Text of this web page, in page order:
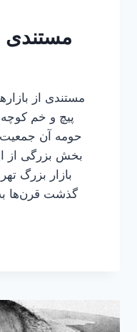
مستندی
مستندی از
پیچ و خم
بخش بزرگی از
بازار بزرگ
گذشت قرن‌ها